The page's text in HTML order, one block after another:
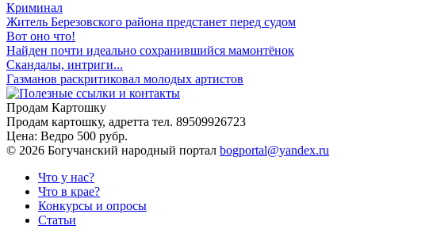
Криминал
Житель Березовского района предстанет перед судом
Вот оно что!
Найден почти идеально сохранившийся мамонтёнок
Скандалы, интриги...
Газманов раскритиковал молодых артистов
Продам Картошку
Продам картошку, адретта тел. 89509926723
Цена: Ведро 500 рубр.
© 2026 Богучанский народный портал bogportal@yandex.ru
Что у нас?
Что в крае?
Конкурсы и опросы
Статьи